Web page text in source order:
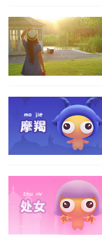
燕晨、妍晨、
雅醉、晓青、
雪晴、雅晗、
暄婷、暄莹、